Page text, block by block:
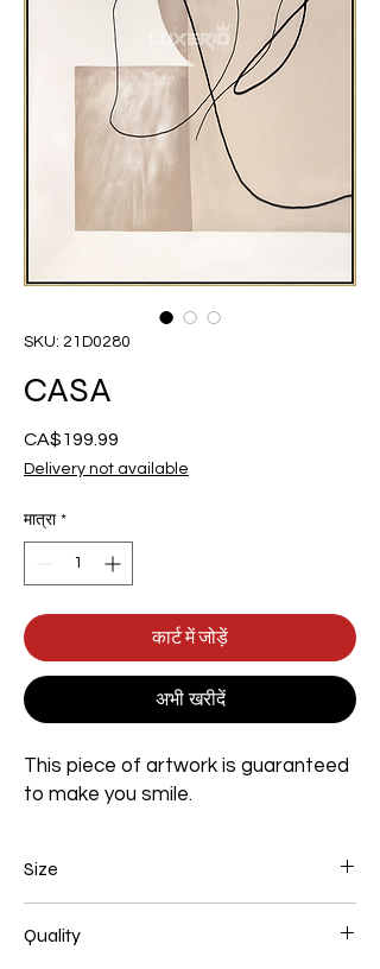
SKU: 21D0280
CASA
CA$199.99
Delivery not available
मात्रा *
कार्ट में जोड़ें
अभी खरीदें
This piece of artwork is guaranteed
to make you smile.
Size
35mm
Quality